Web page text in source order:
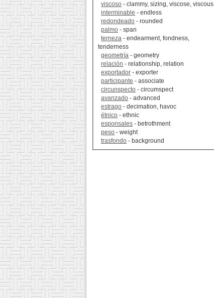
viscoso - clammy, sizing, viscose, viscous
interminable - endless
redondeado - rounded
palmo - span
terneza - endearment, fondness,
tenderness
geometría - geometry
relación - relationship, relation
exportador - exporter
participante - associate
circunspecto - circumspect
avanzado - advanced
estrago - decimation, havoc
étnico - ethnic
esponsales - betrothment
peso - weight
trasfondo - background